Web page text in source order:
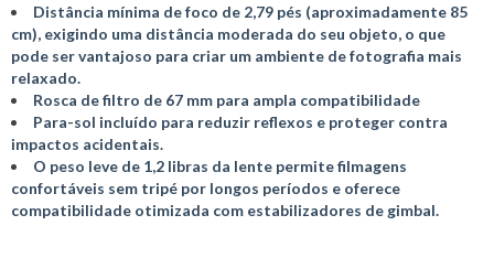
Distância mínima de foco de 2,79 pés (aproximadamente 85
cm), exigindo uma distância moderada do seu objeto, o que
pode ser vantajoso para criar um ambiente de fotografia mais
relaxado.
Rosca de filtro de 67 mm para ampla compatibilidade
Para-sol incluído para reduzir reflexos e proteger contra
impactos acidentais.
O peso leve de 1,2 libras da lente permite filmagens
confortáveis ​​sem tripé por longos períodos e oferece
compatibilidade otimizada com estabilizadores de gimbal.